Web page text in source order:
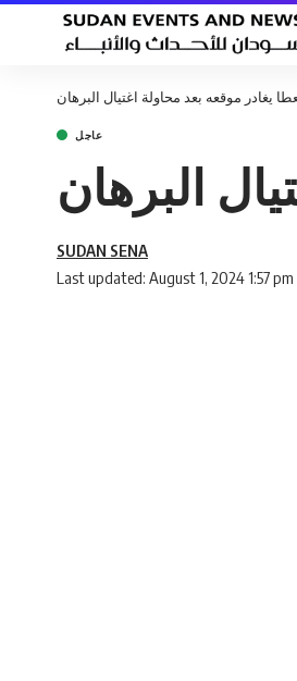
يغادر موقعه بعد محاولة اغتيال البرهان
عاجل
البرهان
Last updated: August 1, 2024 1:57 pm
SUDAN SENA